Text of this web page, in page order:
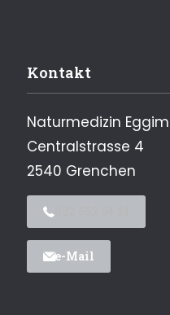
Kontakt
Naturmedizin
Centralstrasse 4
2540 Grenchen
e-Mail